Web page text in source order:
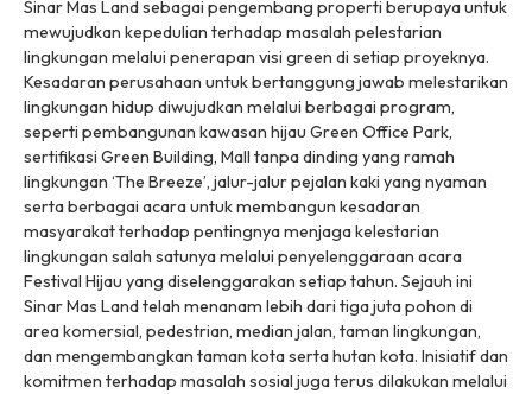
Sinar Mas Land sebagai pengembang properti berupaya untuk
mewujudkan kepedulian terhadap masalah pelestarian
lingkungan melalui penerapan visi green di setiap proyeknya.
Kesadaran perusahaan untuk bertanggung jawab melestarikan
lingkungan hidup diwujudkan melalui berbagai program,
seperti pembangunan kawasan hijau Green Office Park,
sertifikasi Green Building, Mall tanpa dinding yang ramah
lingkungan ‘The Breeze’, jalur-jalur pejalan kaki yang nyaman
serta berbagai acara untuk membangun kesadaran
masyarakat terhadap pentingnya menjaga kelestarian
lingkungan salah satunya melalui penyelenggaraan acara
Festival Hijau yang diselenggarakan setiap tahun. Sejauh ini
Sinar Mas Land telah menanam lebih dari tiga juta pohon di
area komersial, pedestrian, median jalan, taman lingkungan,
dan mengembangkan taman kota serta hutan kota. Inisiatif dan
komitmen terhadap masalah sosial juga terus dilakukan melalui